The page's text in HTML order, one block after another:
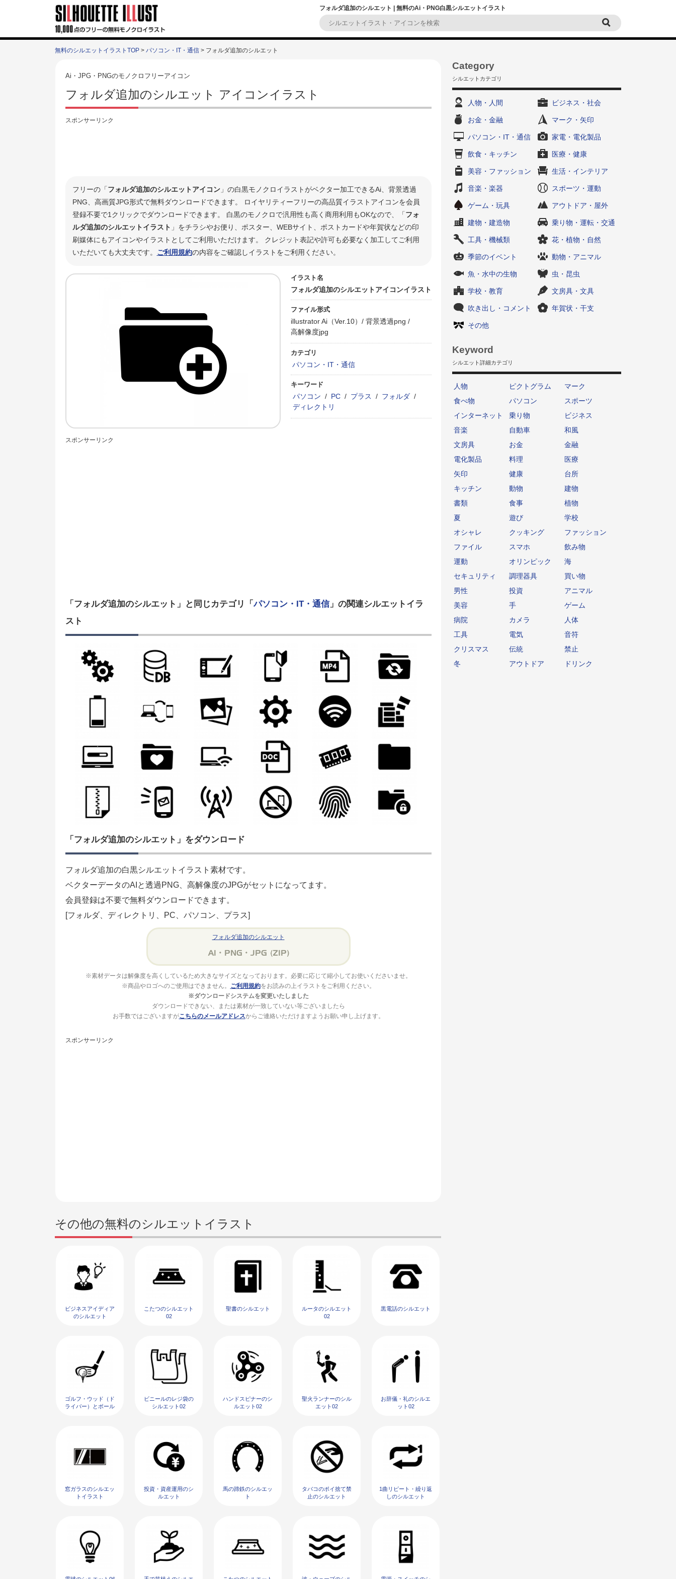
フォルダ追加のシルエット | 無料のAi・PNG白黒シルエットイラスト
無料のシルエットイラストTOP > パソコン・IT・通信 > フォルダ追加のシルエット
Ai・JPG・PNGのモノクロフリーアイコン
フォルダ追加のシルエット アイコンイラスト
スポンサーリンク
フリーの「フォルダ追加のシルエットアイコン」の白黒モノクロイラストがベクター加工できるAi、背景透過
PNG、高画質JPG形式で無料ダウンロードできます。 ロイヤリティーフリーの高品質イラストアイコンを会員
登録不要で1クリックでダウンロードできます。 白黒のモノクロで汎用性も高く商用利用もOKなので、「フォ
ルダ追加のシルエットイラスト 」をチラシやお便り、ポスター、WEBサイト、ポストカードや年賀状などの印
刷媒体にもアイコンやイラストとしてご利用いただけます。 クレジット表記や許可も必要なく加工してご利用
いただいても大丈夫です。 ご利用規約の内容をご確認しイラストをご利用ください。
イラスト名
フォルダ追加のシルエットアイコンイラスト
ファイル形式
illustrator Ai（Ver.10）/ 背景透過png /
高解像度jpg
カテゴリ
パソコン・IT・通信
キーワード
パソコン / PC / プラス / フォルダ /
ディレクトリ
スポンサーリンク
「フォルダ追加のシルエット」と同じカテゴリ「パソコン・IT・通信」の関連シルエットイラ
スト
「フォルダ追加のシルエット」をダウンロード
フォルダ追加の白黒シルエットイラスト素材です。
ベクターデータのAIと透過PNG、高解像度のJPGがセットになってます。
会員登録は不要で無料ダウンロードできます。
[フォルダ、ディレクトリ、PC、パソコン、プラス]
フォルダ追加のシルエット
※素材データは解像度を高くしているため大きなサイズとなっております。必要に応じて縮小してお使いくださいませ。
※商品やロゴへのご使用はできません。
ご利用規約をお読みの上イラストをご利用ください。
※ダウンロードシステムを変更いたしました
ダウンロードできない、または素材が一致していない等ございましたら
お手数ではございますがこちらのメールアドレスからご連絡いただけますようお願い申し上げます。
スポンサーリンク
その他の無料のシルエットイラスト
ビジネスアイディア
のシルエット
こたつのシルエット
02
聖書のシルエット
ルータのシルエット
02
黒電話のシルエット
ゴルフ・ウッド（ド
ライバー）とボール
ビニールのレジ袋の
シルエット02
ハンドスピナーのシ
ルエット02
聖火ランナーのシル
エット02
お辞儀・礼のシルエ
ット02
窓ガラスのシルエッ
トイラスト
投資・資産運用のシ
ルエット
馬の蹄鉄のシルエッ
ト
タバコのポイ捨て禁
止のシルエット
1曲リピート・繰り返
しのシルエット
Category
シルエットカテゴリ
人物・人間 ビジネス・社会
お金・金融 マーク・矢印
パソコン・IT・通信 家電・電化製品
飲食・キッチン 医療・健康
美容・ファッション 生活・インテリア
音楽・楽器 スポーツ・運動
ゲーム・玩具 アウトドア・屋外
建物・建造物 乗り物・運転・交通
工具・機械類 花・植物・自然
季節のイベント 動物・アニマル
魚・水中の生物 虫・昆虫
学校・教育 文房具・文具
吹き出し・コメント 年賀状・干支
その他
Keyword
シルエット詳細カテゴリ
人物 ピクトグラム
マーク
食べ物
パソコン
スポーツ
インターネット
乗り物
ビジネス
音楽
自動車
和風
文房具
お金
金融
電化製品
料理
医療
矢印
健康
台所
キッチン
動物
建物
書類
食事
植物
夏
遊び
学校
オシャレ
クッキング
ファッション
ファイル
スマホ
飲み物
運動
オリンピック
海
セキュリティ
調理器具
買い物
男性
投資
アニマル
美容
手
ゲーム
病院
カメラ
人体
工具
電気
音符
クリスマス
伝統
禁止
冬
アウトドア ドリンク